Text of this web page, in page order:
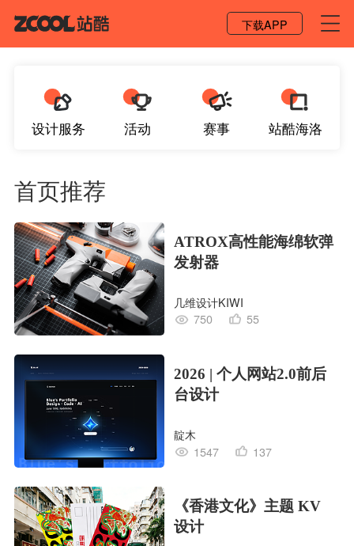
下载APP
设计服务 活动 赛事 站酷海洛
首页推荐
ATROX高性能海绵软弹
发射器
几维设计KIWI
750
55
2026 | 个人网站2.0前后
台设计
靛木
1547
137
《香港文化》主题 KV
设计